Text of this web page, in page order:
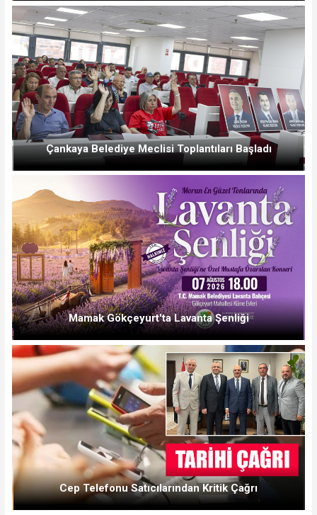
Çankaya Belediye Meclisi Toplantıları Başladı
Mamak Gökçeyurt'ta Lavanta Şenliği
Cep Telefonu Satıcılarından Kritik Çağrı